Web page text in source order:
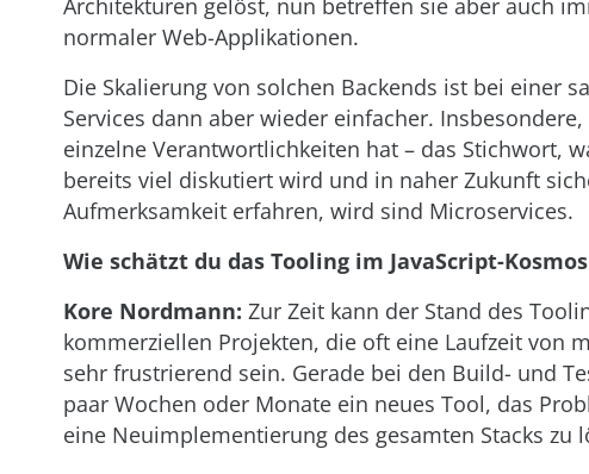
Architekturen gelöst, nun betreffen sie aber auch
normaler Web-Applikationen.
Die Skalierung von solchen Backends ist bei einer
Services dann aber wieder einfacher.
einzelne Verantwortlichkeiten hat – das Stichwort,
bereits viel diskutiert wird und in naher Zukunft
Aufmerksamkeit erfahren, wird sind Microservices.
Wie schätzt du das Tooling im JavaScript-
Kore Nordmann: Zur Zeit kann der Stand des
kommerziellen Projekten, die oft eine Laufzeit von
sehr frustrierend sein. Gerade bei den Build- und
paar Wochen oder Monate ein neues Tool, das
eine Neuimplementierung des gesamten Stacks zu